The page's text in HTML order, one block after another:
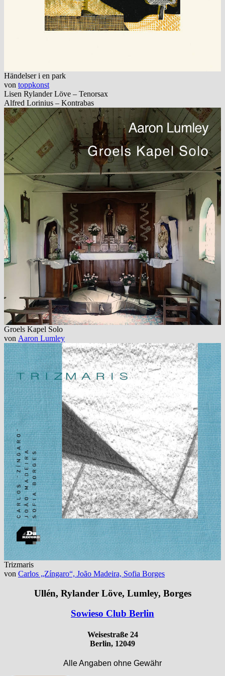
Händelser i en park
von toppkonst
Lisen Rylander Löve – Tenorsax
Alfred Lorinius – Kontrabas
Groels Kapel Solo
von Aaron Lumley
Trizmaris
von Carlos „Zíngaro“, João Madeira, Sofia Borges
Ullén, Rylander Löve, Lumley, Borges
Sowieso Club Berlin
Weisestraße 24
Berlin, 12049
Alle Angaben ohne Gewähr